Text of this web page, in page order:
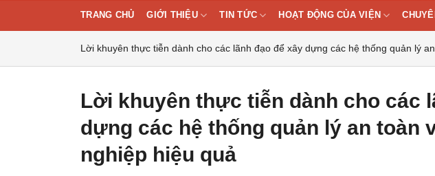
TRANG CHỦ GIỚI THIỆU TIN TỨC HOẠT ĐỘNG CỦA VIỆN
Lời khuyên thực tiễn dành cho các lãnh đạo để xây dựng các hệ thống quản lý
Lời khuyên thực tiễn dành cho các
dựng các hệ thống quản lý an toàn
nghiệp hiệu quả